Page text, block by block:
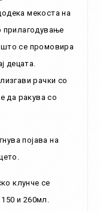
мекоста на
прилагодување
што се промовира
децата.
рачки со
да ракува со
појава на
клунче се
и 260мл.